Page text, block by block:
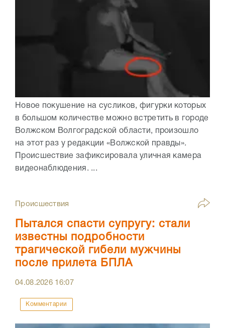
Новое покушение на сусликов, фигурки которых
в большом количестве можно встретить в городе
Волжском Волгоградской области, произошло
на этот раз у редакции «Волжской правды».
Происшествие зафиксировала уличная камера
видеонаблюдения. ...
Происшествия
Пытался спасти супругу: стали
известны подробности
трагической гибели мужчины
после прилета БПЛА
04.08.2026 16:07
Комментарии